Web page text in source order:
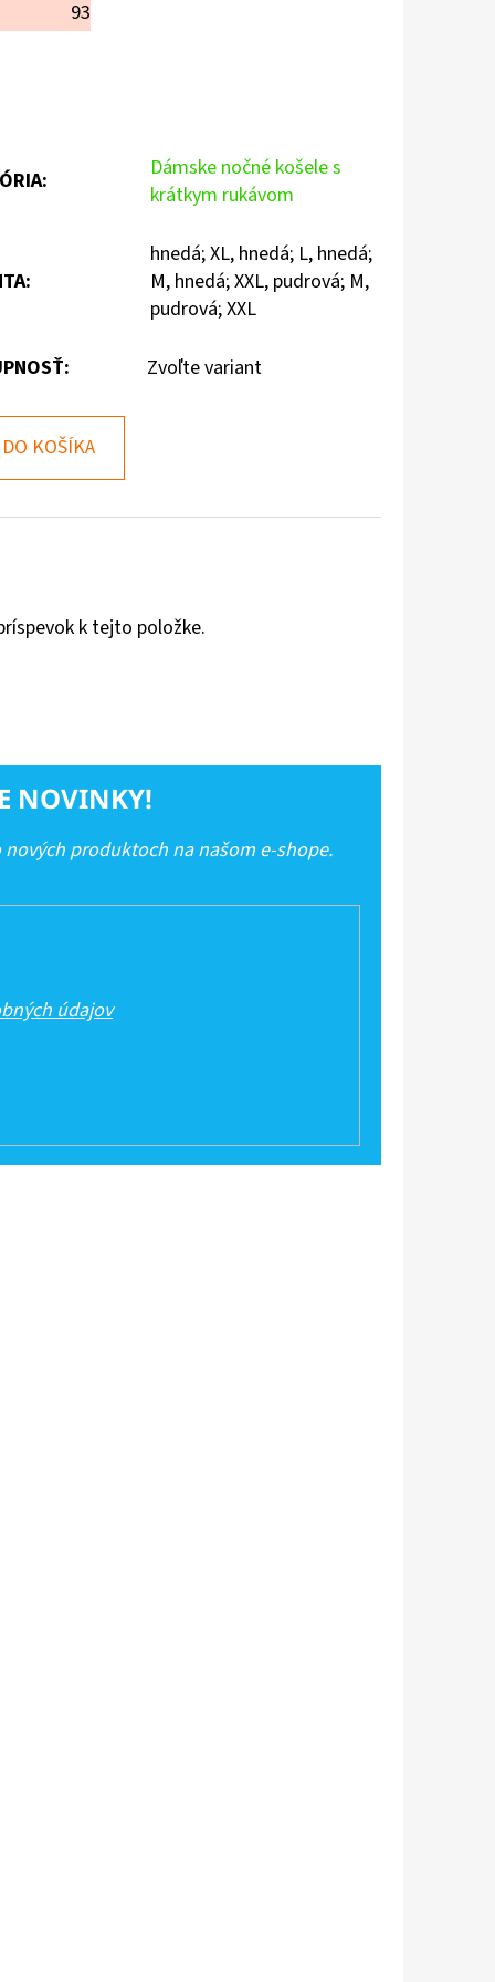
93
:
Dámske nočné košele s
krátkym rukávom
:
hnedá; XL, hnedá; L, hnedá;
M, hnedá; XXL, pudrová; M,
pudrová; XXL
Zvoľte variant
DO KOŠÍKA
k tejto položke.
NOVINKY!
produktoch na našom e-shope.
údajov